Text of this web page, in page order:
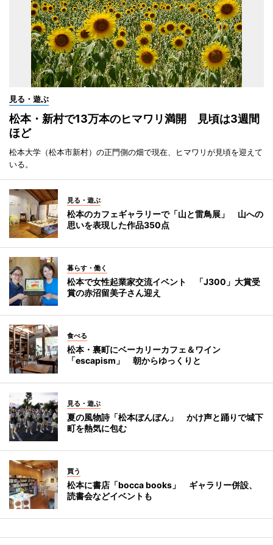
見る・遊ぶ
松本・新村で13万本のヒマワリ満開 見頃は3週間
ほど
松本大学（松本市新村）の正門側の畑で現在、ヒマワリが見頃を迎えて
いる。
見る・遊ぶ
松本のカフェギャラリーで「山と雷鳥展」 山への
思いを表現した作品350点
暮らす・働く
松本で女性起業家交流イベント 「J300」大賞受
賞の赤沼留美子さん迎え
食べる
松本・裏町にベーカリーカフェ＆ワイン
「escapism」 朝からゆっくりと
見る・遊ぶ
夏の風物詩「松本ぼんぼん」 かけ声と踊りで城下
町を熱気に包む
買う
松本に書店「bocca books」 ギャラリー併設、
読書会などイベントも